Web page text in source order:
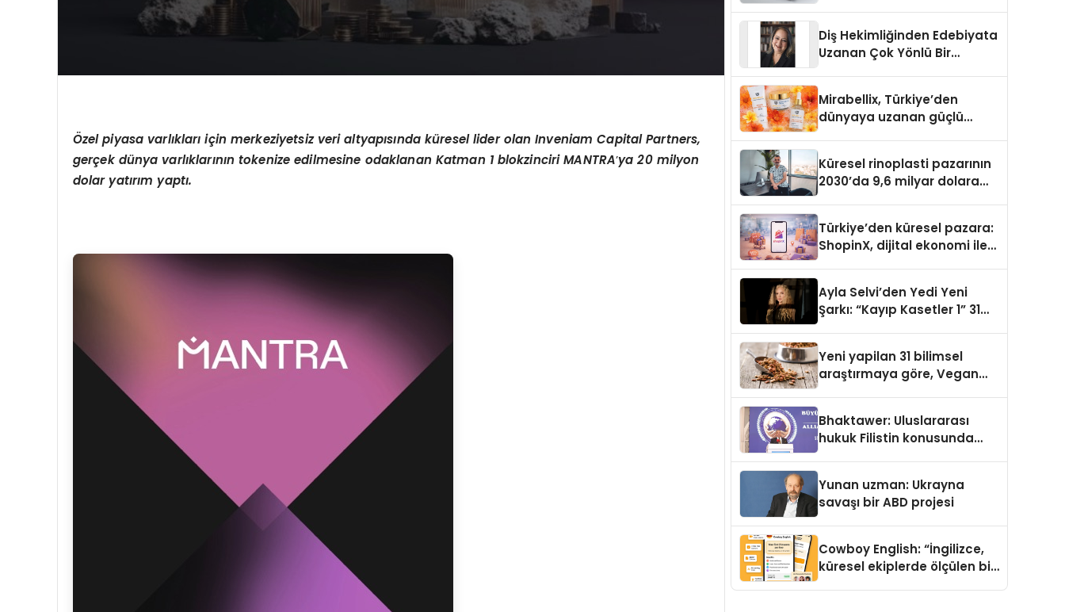
Özel piyasa varlıkları için merkeziyetsiz veri altyapısında küresel lider olan Inveniam Capital Partners,
gerçek dünya varlıklarının tokenize edilmesine odaklanan Katman 1 blokzinciri MANTRA’ya 20 milyon
dolar yatırım yaptı.
Diş Hekimliğinden Edebiyata
Uzanan Çok Yönlü Bir
Mirabellix, Türkiye’den
dünyaya uzanan güçlü
Küresel rinoplasti pazarının
2030’da 9,6 milyar dolara
Türkiye’den küresel pazara:
ShopinX, dijital ekonomi ile
Ayla Selvi’den Yedi Yeni
Şarkı: “Kayıp Kasetler 1” 31
Yeni yapilan 31 bilimsel
araştırmaya göre, Vegan
Sindirildiğini Ortaya Koydu
Bhaktawer: Uluslararası
hukuk Filistin konusunda
Yunan uzman: Ukrayna
savaşı bir ABD projesi
Cowboy English: “İngilizce,
küresel ekiplerde ölçülen bir